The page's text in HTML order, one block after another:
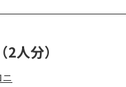
2人分）
ニ